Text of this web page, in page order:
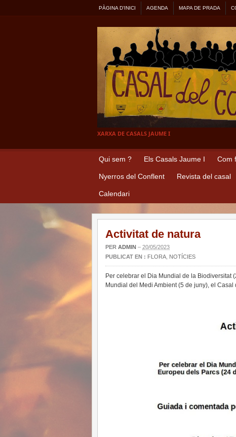
PÀGINA D’INICI AGENDA MAPA DE PRADA
XARXA DE CASALS JAUME I
Qui sem ? Els Casals Jaume I Com
Nyerros del Conflent Revista del casal
Calendari
Activitat de natura
PER ADMIN – 20/05/2023
PUBLICAT EN : FLORA NOTÍCIES
Per celebrar el Dia Mundial de la Biodiversitat
Mundial del Medi Ambient (5 de juny), el